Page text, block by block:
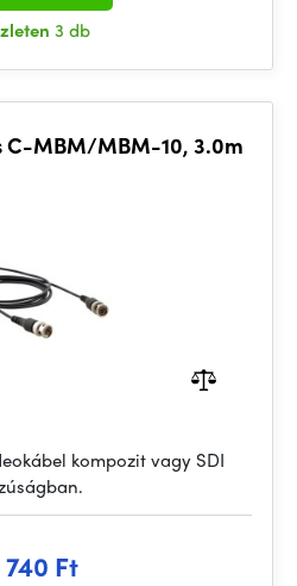
3 db
C-MBM/MBM-10, 3.0m
kompozit vagy SDI
Ft